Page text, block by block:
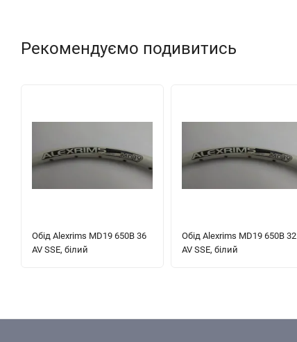
Рекомендуємо подивитись
Обід Alexrims MD19 650B 36
AV SSE, білий
Обід Alexrims MD19 650B 32
AV SSE, білий